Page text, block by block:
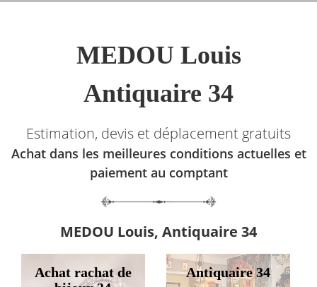
MEDOU Louis
Antiquaire 34
Estimation, devis et déplacement gratuits
Achat dans les meilleures conditions actuelles et
paiement au comptant
MEDOU Louis, Antiquaire 34
Achat rachat de
Antiquaire 34